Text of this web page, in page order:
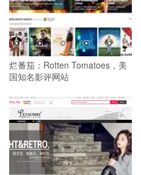
烂番茄：Rotten Tomatoes，美
国知名影评网站